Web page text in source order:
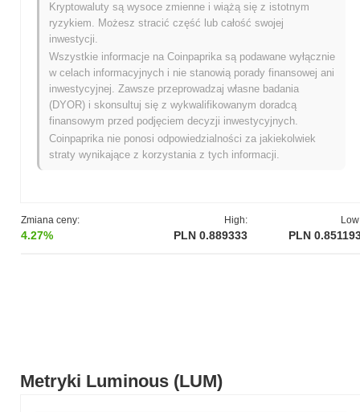
Metryki Luminous (LUM)
Zmiana ceny:
4.27%
High:
PLN 0.889333 PLN
łatwość użycia sprawia, że Luminous jest znaczącym graczem w
rosnącym krajobrazie technologii zdecentralizowanych,
zaspokajając potrzeby zarówno deweloperów, jak i użytkowników
końcowych poszukujących innowacyjnych rozwiązań.
Kiedy i jak rozpoczęła się Luminous?
Luminous powstał w marcu 2021 roku, kiedy zespół założycielski
opublikował swoją białą księgę, przedstawiając wizję projektu i
ramy techniczne. Projekt uruchomił swoją testnet w czerwcu 2021
roku, umożliwiając deweloperom i wczesnym użytkownikom
operacyjnego blockchaina. Wczesny rozwój koncentrował się na
stworzeniu skalowalnej i przyjaznej dla użytkownika platformy dla
integracji w szerszym krajobrazie kryptowalut.
Kryptowaluty są wysoce zmienne i wiążą się z istotnym
ryzykiem. Możesz stracić część lub całość swojej
inwestycji.
Wszystkie informacje na Coinpaprika są podawane wyłącznie
w celach informacyjnych i nie stanowią porady finansowej ani
inwestycyjnej. Zawsze przeprowadzaj własne badania
(DYOR) i skonsultuj się z wykwalifikowanym doradcą
finansowym przed podjęciem decyzji inwestycyjnych.
Coinpaprika nie ponosi odpowiedzialności za jakiekolwiek
straty wynikające z korzystania z tych informacji.